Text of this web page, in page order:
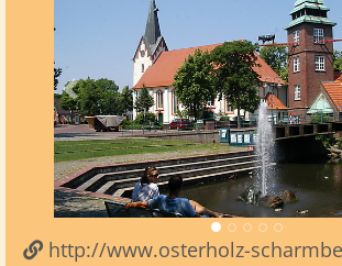
Vorheriges
http://www.osterholz-